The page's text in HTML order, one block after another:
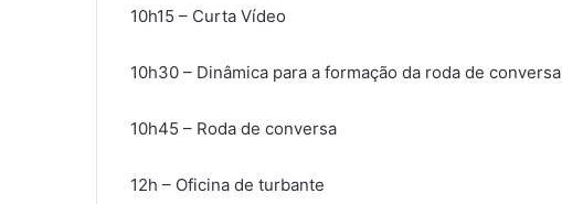
10h15 – Curta Vídeo
10h30 – Dinâmica para a formação da roda de conversa
10h45 – Roda de conversa
12h – Oficina de turbante